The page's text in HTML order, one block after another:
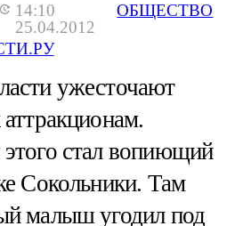
14:10
25.04.2012
ОБЩЕСТВО
ужесточают
стал вопиющий
Сокольники. Там
малыш угодил под